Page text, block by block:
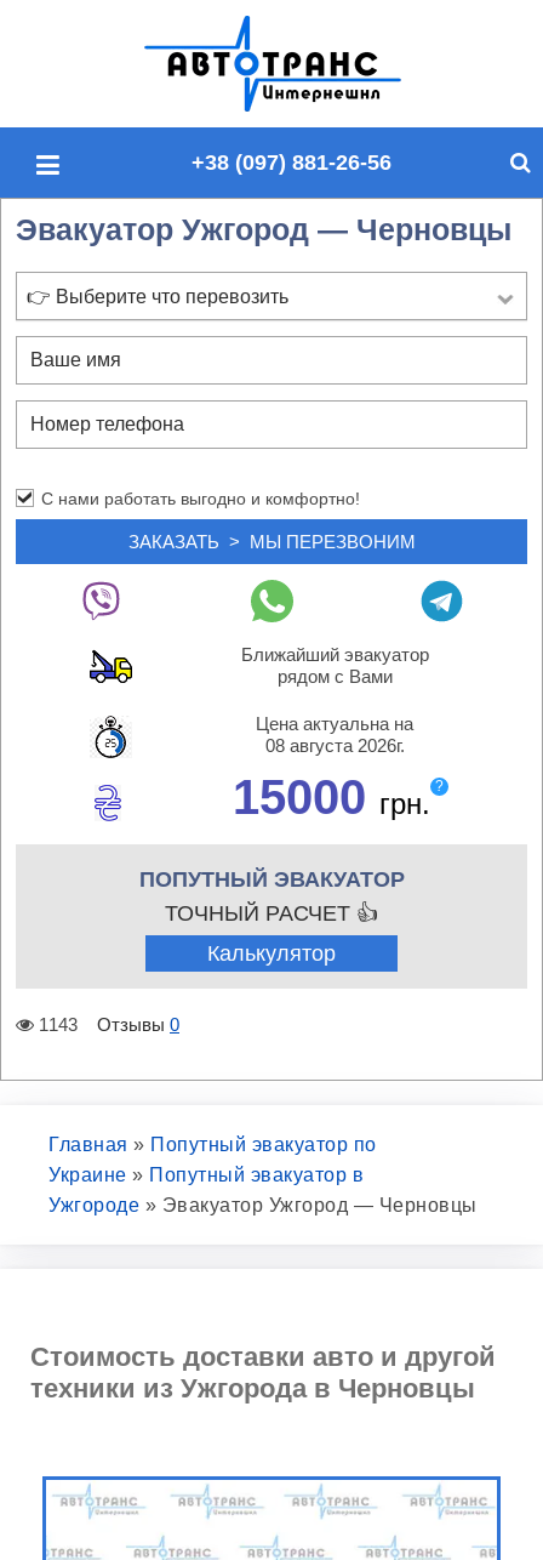
п
о
й
у
+38 (097) 881-26-56
Эвакуатор Ужгород — Черновцы
👉 Выберите что перевозить
С нами работать выгодно и комфортно!
Ближайший эвакуатор
рядом с Вами
Цена актуальна на
08 августа 2026г.
15000 грн.
?
ПОПУТНЫЙ ЭВАКУАТОР
ТОЧНЫЙ РАСЧЕТ 👍
Калькулятор
1143 Отзывы 0
Главная » Попутный эвакуатор по
Украине » Попутный эвакуатор в
Ужгороде » Эвакуатор Ужгород — Черновцы
Стоимость доставки авто и другой
техники из Ужгорода в Черновцы